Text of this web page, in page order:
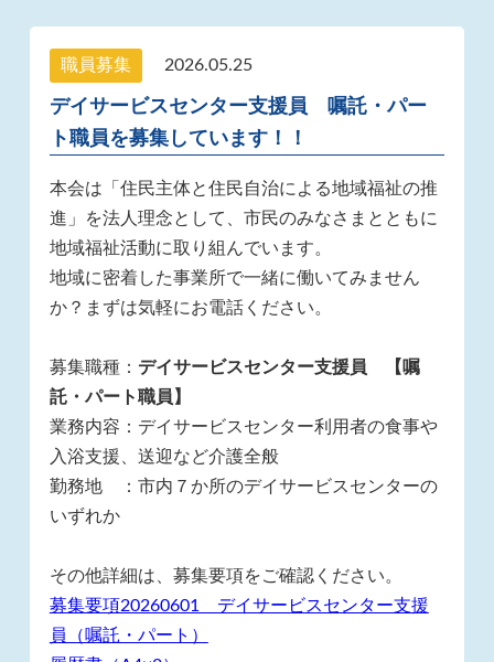
職員募集 2026.05.25
デイサービスセンター支援員 嘱託・パー
ト職員を募集しています！！
本会は「住民主体と住民自治による地域福祉の推
進」を法人理念として、市民のみなさまとともに
地域福祉活動に取り組んでいます。
地域に密着した事業所で一緒に働いてみません
か？まずは気軽にお電話ください。
募集職種： デイサービスセンター支援員 【嘱
託・パート職員】
業務内容：デイサービスセンター利用者の食事や
入浴支援、送迎など介護全般
勤務地 ：市内７か所のデイサービスセンターの
いずれか
その他詳細は、募集要項をご確認ください。
募集要項20260601 デイサービスセンター支援
員（嘱託・パート）